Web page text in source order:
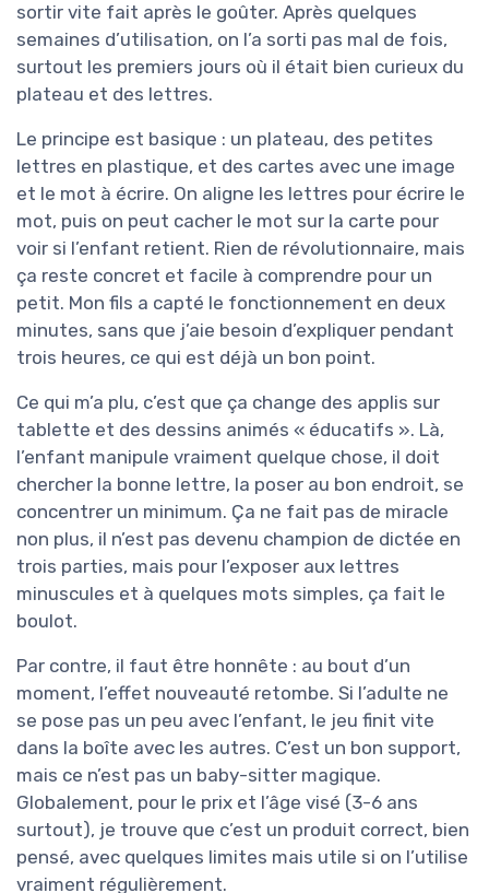
sortir vite fait après le goûter. Après quelques
semaines d’utilisation, on l’a sorti pas mal de fois,
surtout les premiers jours où il était bien curieux du
plateau et des lettres.
Le principe est basique : un plateau, des petites
lettres en plastique, et des cartes avec une image
et le mot à écrire. On aligne les lettres pour écrire le
mot, puis on peut cacher le mot sur la carte pour
voir si l’enfant retient. Rien de révolutionnaire, mais
ça reste concret et facile à comprendre pour un
petit. Mon fils a capté le fonctionnement en deux
minutes, sans que j’aie besoin d’expliquer pendant
trois heures, ce qui est déjà un bon point.
Ce qui m’a plu, c’est que ça change des applis sur
tablette et des dessins animés « éducatifs ». Là,
l’enfant manipule vraiment quelque chose, il doit
chercher la bonne lettre, la poser au bon endroit, se
concentrer un minimum. Ça ne fait pas de miracle
non plus, il n’est pas devenu champion de dictée en
trois parties, mais pour l’exposer aux lettres
minuscules et à quelques mots simples, ça fait le
boulot.
Par contre, il faut être honnête : au bout d’un
moment, l’effet nouveauté retombe. Si l’adulte ne
se pose pas un peu avec l’enfant, le jeu finit vite
dans la boîte avec les autres. C’est un bon support,
mais ce n’est pas un baby-sitter magique.
Globalement, pour le prix et l’âge visé (3-6 ans
surtout), je trouve que c’est un produit correct, bien
pensé, avec quelques limites mais utile si on l’utilise
vraiment régulièrement.